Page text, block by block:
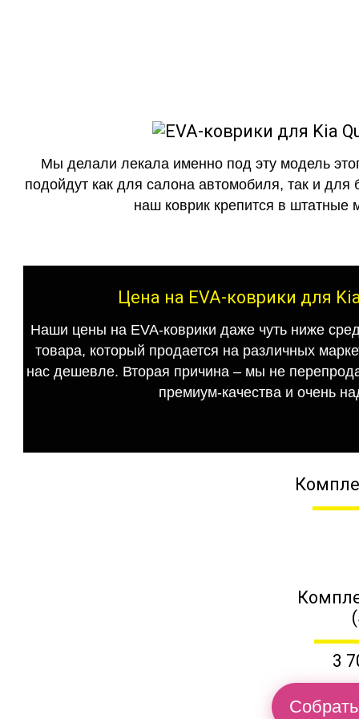
Мы делали лекала именно под эту модель
подойдут как для салона автомобиля, так и для
наш коврик крепится в штатные
Цена на EVA-коврики для
Наши цены на EVA-коврики даже чуть ниже
товара, который продается на различных
нас дешевле. Вторая причина – мы не
премиум-качества и очень
3